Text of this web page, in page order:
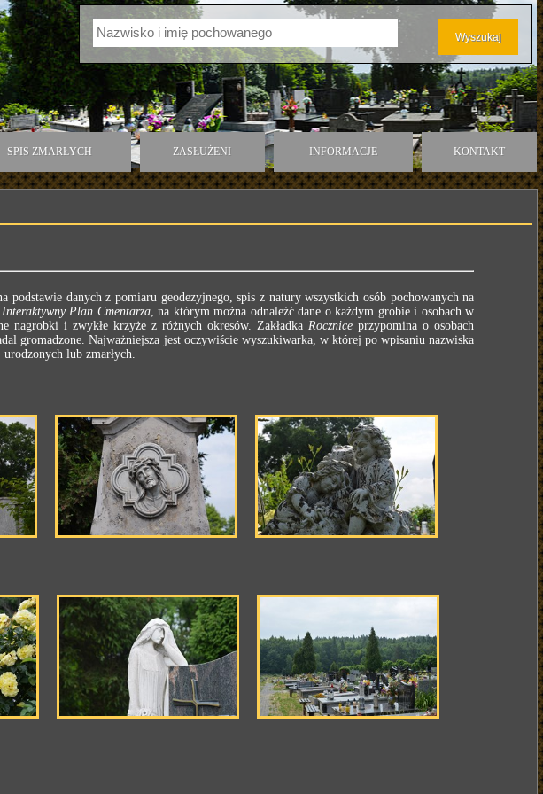
SPIS ZMARŁYCH ZASŁUŻENI INFORMACJE KONTAKT
podstawie danych z pomiaru geodezyjnego, spis z natury wszystkich osób pochowanych na
Interaktywny Plan Cmentarza, na którym można odnaleźć dane o każdym grobie i osobach w
nagrobki i zwykłe krzyże z różnych okresów. ZakładkaRocznice przypomina o osobach
gromadzone. Najważniejsza jest oczywiście wyszukiwarka, w której po wpisaniu nazwiska
lub zmarłych.